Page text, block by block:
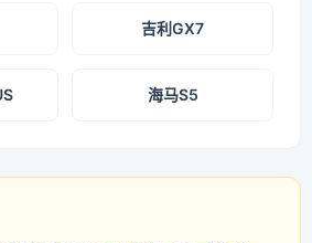
吉利GX7
海马S5